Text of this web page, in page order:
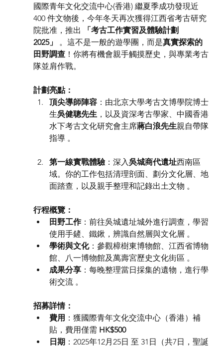
國際青年文化交流中心(香港) 繼夏季成功發現近
400 件文物後，今年冬天再次獲得江西省考古研究
院批准，推出
「考古工作實習及體驗計劃
2025」
。這不是一般的遊學團，而是真實探索的
田野調查！你將有機會親手觸摸歷史，與專業考古
隊並肩作戰。
計劃亮點：
頂尖導師陣容：由北京大學考古文博學院博士
生吳健聰先生，以及資深考古學家、中國香港
水下考古文化研究會主席蔣白浪先生親自帶隊
指導 。
第一線實戰體驗：深入吳城商代遺址西南區
域。你的工作包括清理剖面、劃分文化層、地
面踏查，以及親手整理和記錄出土文物 。
行程概覽：
田野工作：前往吳城遺址城外進行調查，學習
使用手鏟、鐵鍬，辨識自然層與文化層 。
學術與文化：參觀樟樹東博物館、江西省博物
館、八一博物館及萬壽宮歷史文化街區 。
成果分享：每晚整理當日採集的遺物，進行學
術交流 。
招募詳情：
費⽤ ：獲國際青年文化交流中心（香港）補
貼，費⽤僅需 HK$500
日期：2025年12月25日 至 31日（共7日，聖誕